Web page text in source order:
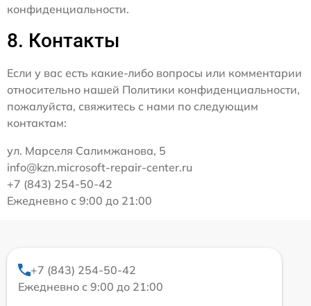
конфиденциальности.
8. Контакты
Если у вас есть какие-либо вопросы или комментарии
относительно нашей Политики конфиденциальности,
пожалуйста, свяжитесь с нами по следующим
контактам:
ул. Марселя Салимжанова, 5
info@kzn.microsoft-repair-center.ru
+7 (843) 254-50-42
Ежедневно с 9:00 до 21:00
+7 (843) 254-50-42
Ежедневно с 9:00 до 21:00